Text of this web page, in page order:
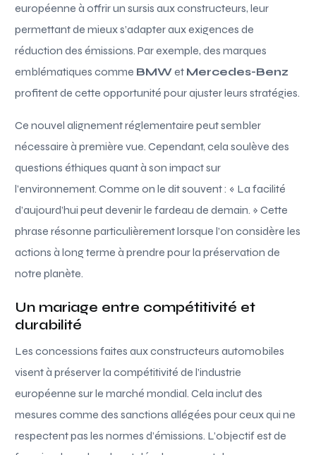
européenne à offrir un sursis aux constructeurs, leur
permettant de mieux s’adapter aux exigences de
réduction des émissions. Par exemple, des marques
emblématiques comme BMWet Mercedes-Benz
profitent de cette opportunité pour ajuster leurs stratégies.
Ce nouvel alignement réglementaire peut sembler
nécessaire à première vue. Cependant, cela soulève des
questions éthiques quant à son impact sur
l’environnement. Comme on le dit souvent : « La facilité
d’aujourd’hui peut devenir le fardeau de demain. » Cette
phrase résonne particulièrement lorsque l’on considère les
actions à long terme à prendre pour la préservation de
notre planète.
Un mariage entre compétitivité et
durabilité
Les concessions faites aux constructeurs automobiles
visent à préserver la compétitivité de l’industrie
européenne sur le marché mondial. Cela inclut des
mesures comme des sanctions allégées pour ceux qui ne
respectent pas les normes d’émissions. L’objectif est de